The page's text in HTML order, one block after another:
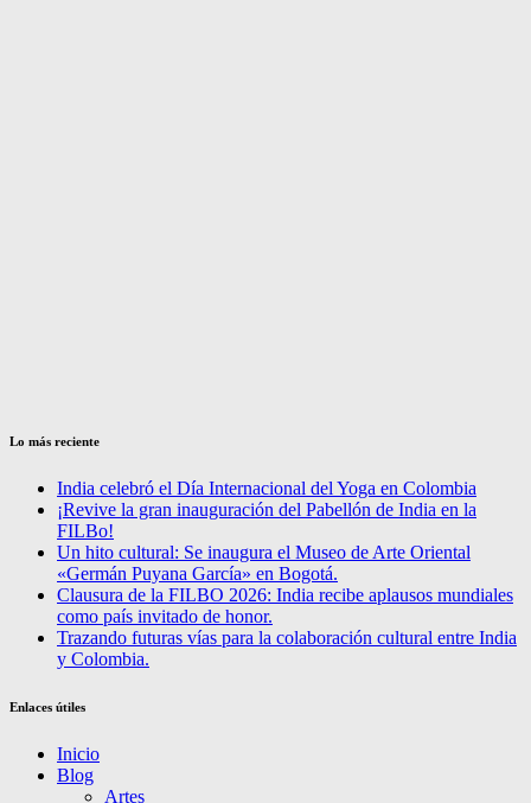
Lo más reciente
India celebró el Día Internacional del Yoga en Colombia
¡Revive la gran inauguración del Pabellón de India en la
FILBo!
Un hito cultural: Se inaugura el Museo de Arte Oriental
«Germán Puyana García» en Bogotá.
Clausura de la FILBO 2026: India recibe aplausos mundiales
como país invitado de honor.
Trazando futuras vías para la colaboración cultural entre India
y Colombia.
Enlaces útiles
Inicio
Blog
Artes